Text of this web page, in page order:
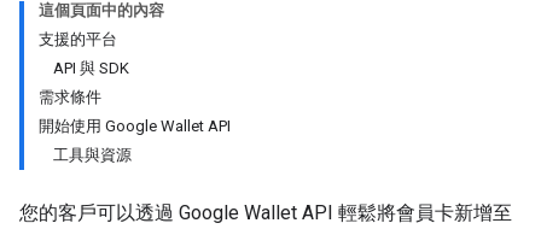
這個頁面中的內容
支援的平台
API 與 SDK
需求條件
開始使用 Google Wallet API
工具與資源
您的客戶可以透過 Google Wallet API 輕鬆將會員卡新增至